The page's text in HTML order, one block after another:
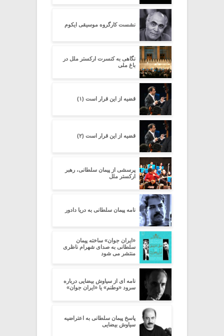
نشست کارگروه موسیقی ایکوم
نگاهی به کنسرت ارکستر ملل در
باغ ملی
قضیه از این قرار است (۱)
قضیه از این قرار است (۲)
پرسشی از پیمان سلطانی، رهبر
ارکستر ملل
نامه پیمان سلطانی به دریا دادور
«ایران جوان» ساخته پیمان
سلطانی به صدای شهرام ناظری
منتشر می شود
نامه ای از سیاوش بیضایی درباره
سرود «وطنم» یا «ایران جوان»
پاسخ پیمان سلطانی به اعتراضیه
سیاوش بیضایی